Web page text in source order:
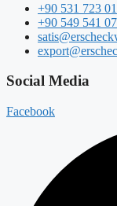
+90 531 723
+90 549 541
Social Media
Facebook